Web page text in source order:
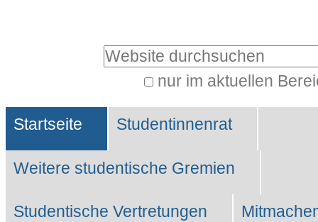
Website durchsuchen
nur im aktuellen
Suche…
Sektionen
Startseite Studentinnenrat
Weitere studentische Gremien
Studentische Vertretungen